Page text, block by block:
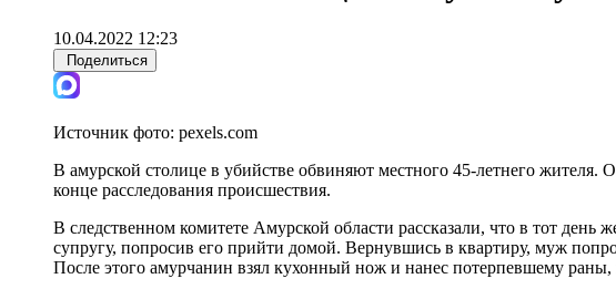
10.04.2022 12:23
Поделиться
Источник фото: pexels.com
В амурской столице в убийстве обвиняют местного 45-летнего
конце расследования происшествия.
В следственном комитете Амурской области рассказали, что в тот
супругу, попросив его прийти домой. Вернувшись в квартиру, муж
После этого амурчанин взял кухонный нож и нанес потерпевшему